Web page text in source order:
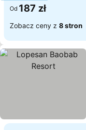
Od 187 zł
Zobacz ceny z 8 stron